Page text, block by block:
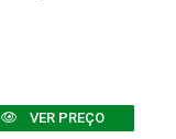
VER PREÇO